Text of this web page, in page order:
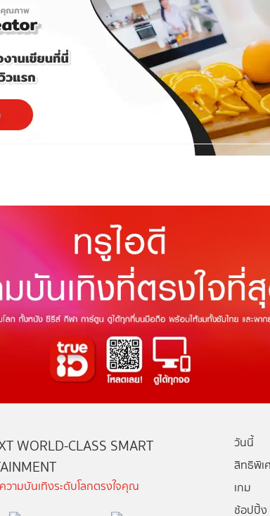
WORLD-CLASS SMART
ามบันเทิงระดับโลกตรงใจคุณ
วันนี้
สิทธิพิเ
เกม
ช้อปปิ้ง